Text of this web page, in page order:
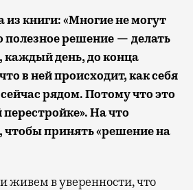
из книги: «Многие не могут
полезное решение — делать
каждый день, до конца
в ней происходит, как себя
рядом. Потому что это
На что
чтобы принять «решение на
живем в уверенности, что